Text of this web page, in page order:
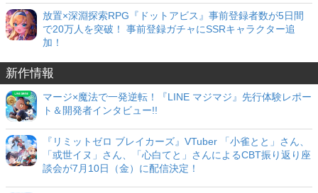
放置×深淵探索RPG『ドットアビス』事前登録者数が5日間
で20万人を突破！ 事前登録ガチャにSSRキャラクター追
加！
新作情報
マージ×魔法で一発逆転！『LINE マジマジ』先行体験レポー
ト＆開発者インタビュー!!
『リミットゼロ ブレイカーズ』VTuber 「小雀とと」さん、
「或世イヌ」さん、「心白てと」さんによるCBT振り返り座
談会が7月10日（金）に配信決定！